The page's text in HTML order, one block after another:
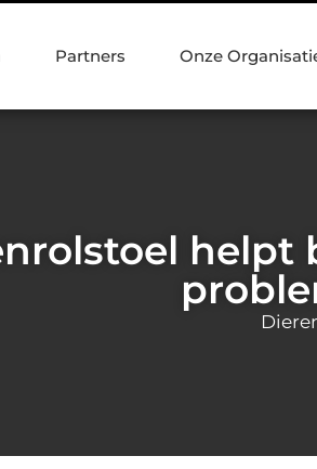
Partners Onze
helpt